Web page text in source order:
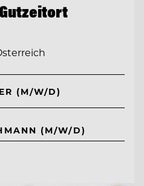
(M/W/D)
(M/W/D)